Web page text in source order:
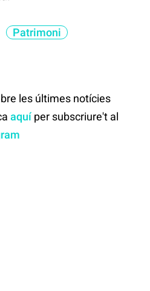
Patrimoni
les últimes notícies
aquíper subscriure't al